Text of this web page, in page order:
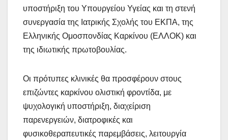
υποστήριξη του Υπουργείου Υγείας και τη στενή
συνεργασία της Ιατρικής Σχολής του ΕΚΠΑ, της
Ελληνικής Ομοσπονδίας Καρκίνου (ΕΛΛΟΚ) και
της ιδιωτικής πρωτοβουλίας.
Οι πρότυπες κλινικές θα προσφέρουν στους
επιζώντες καρκίνου ολιστική φροντίδα, με
ψυχολογική υποστήριξη, διαχείριση
παρενεργειών, διατροφικές και
φυσικοθεραπευτικές παρεμβάσεις, λειτουργία